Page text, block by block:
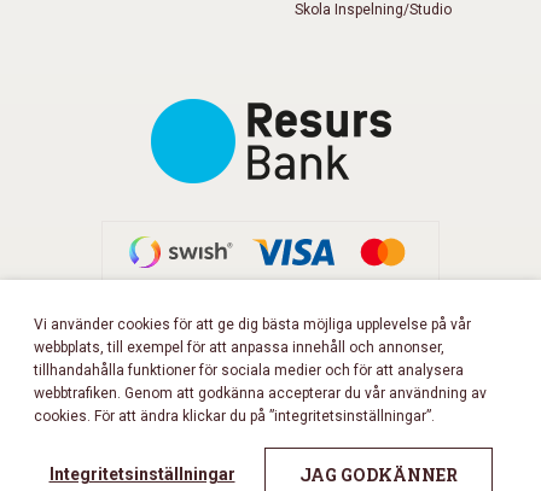
Skola Inspelning/Studio
FÖLJ OSS PÅ FACEBOOK!
Vi använder cookies för att ge dig bästa möjliga upplevelse på vår
webbplats, till exempel för att anpassa innehåll och annonser,
tillhandahålla funktioner för sociala medier och för att analysera
webbtrafiken. Genom att godkänna accepterar du vår användning av
cookies. För att ändra klickar du på ”integritetsinställningar”.
Integritetsinställningar JAG GODKÄNNER